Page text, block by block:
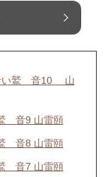
い鷲 音10 山
音9 山雷頤
音8 山雷頤
音7 山雷頤